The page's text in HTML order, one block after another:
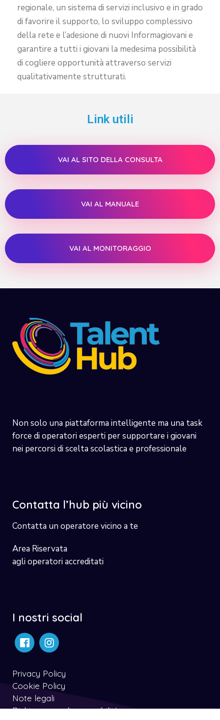
regionale, un sistema di servizi inclusivo e in grado
di favorire il supporto, lo sviluppo complessivo
della rete e l’adesione di nuovi Informagiovani e
garantire a tutti i giovani la medesima possibilità
di cogliere opportunità attraverso servizi
qualitativamente strutturati.
Link utili
VAI AL SITO DELLA CONSULTA
VAI AL MANUALE
VAI AL MONITORAGGIO
Non solo una piattaforma intelligente ma una task
force di operatori esperti per supportare i giovani
nei percorsi di scelta scolastica e professionale
Contatta l’hub più vicino
Contatta un operatore vicino a te
Area Riservata
agli operatori accreditati
I nostri social
Privacy Policy
Cookie Policy
Note legali
Dichiarazone di accessibilità